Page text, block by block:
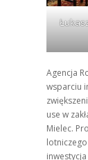
Agencja
wsparciu
use w
Mielec.